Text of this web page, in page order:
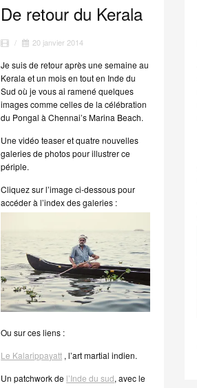
De retour du Kerala
/ 20 janvier 2014
Je suis de retour après une semaine au
Kerala et un mois en tout en Inde du
Sud où je vous ai ramené quelques
images comme celles de la célébration
du Pongal à Chennai’s Marina Beach.
Une vidéo teaser et quatre nouvelles
galeries de photos pour illustrer ce
périple.
Cliquez sur l’image ci-dessous pour
accéder à l’index des galeries :
Ou sur ces liens :
Le Kalarippayatt , l’art martial indien.
Un patchwork de l’Inde du sud, avec le